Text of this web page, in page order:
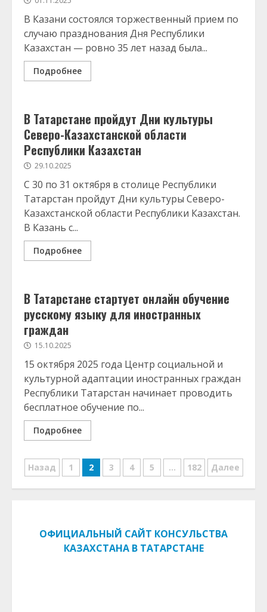
В Казани состоялся торжественный прием по
случаю празднования Дня Республики
Казахстан — ровно 35 лет назад была...
Подробнее
В Татарстане пройдут Дни культуры
Северо-Казахстанской области
Республики Казахстан
29.10.2025
С 30 по 31 октября в столице Республики
Татарстан пройдут Дни культуры Северо-
Казахстанской области Республики Казахстан.
В Казань с...
Подробнее
В Татарстане стартует онлайн обучение
русскому языку для иностранных
граждан
15.10.2025
15 октября 2025 года Центр социальной и
культурной адаптации иностранных граждан
Республики Татарстан начинает проводить
бесплатное обучение по...
Подробнее
Навигация
по
Назад 1 2 3 4 5 … 182 Далее
ОФИЦИАЛЬНЫЙ САЙТ КОНСУЛЬСТВА
КАЗАХСТАНА В ТАТАРСТАНЕ